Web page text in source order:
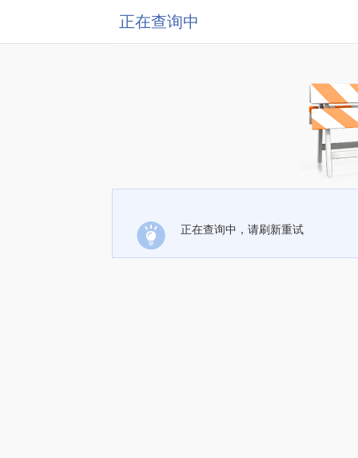
正在查询中
正在查询中，请刷新重试